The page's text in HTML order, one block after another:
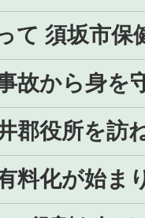
て 須坂市保
故から身を
郡役所を訪
料化が始ま